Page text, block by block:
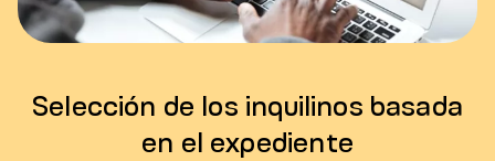
Selección de los inquilinos basada
en el expediente